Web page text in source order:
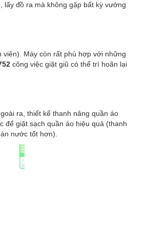
lấy đồ ra mà không gặp bất kỳ vướng
Máy còn rất phù hợp với những
công việc giặt giũ có thể trì hoãn lại
ra, thiết kế thanh nâng quần áo
để giặt sạch quần áo hiệu quả (thanh
nước tốt hơn).